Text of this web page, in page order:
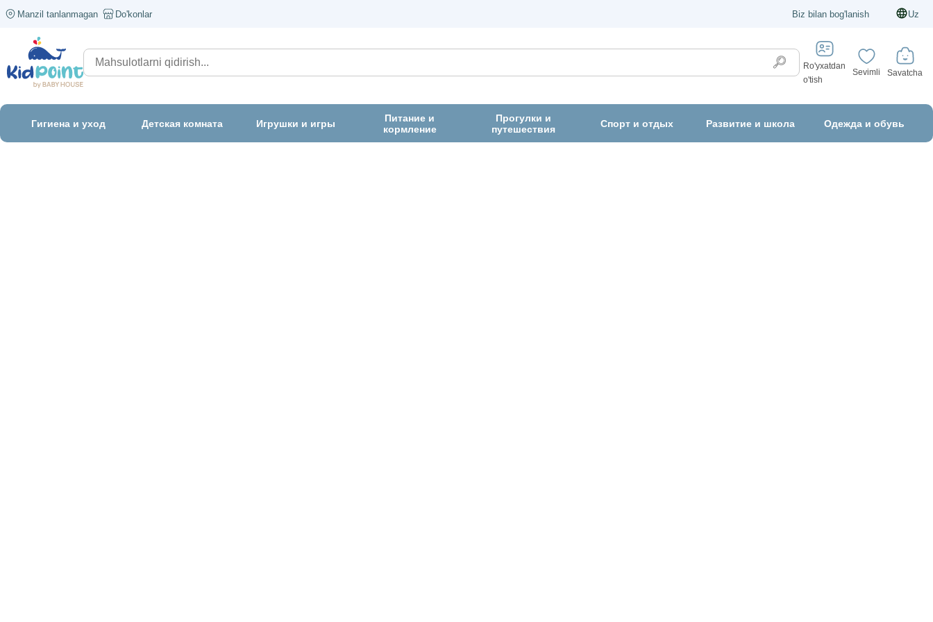
Manzil tanlanmagan Do'konlar Biz bilan bog'lanish Uz
Ro'yxatdan
o'tish
Sevimli Savatcha
Гигиена и уход Детская комната Игрушки и игры
Питание и
кормление
Прогулки и
путешествия
Спорт и отдых Развитие и школа Одежда и обувь